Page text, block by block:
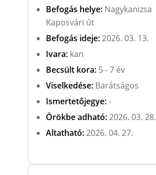
Befogás helye:Nagykanizsa
Kaposvári út
Befogás ideje:2026. 03. 13.
Ivara:kan
Becsült kora:5 - 7 év
Viselkedése:Barátságos
Ismertetőjegye:-
Örökbe adható:2026. 03. 28.
Altatható:2026. 04. 27.